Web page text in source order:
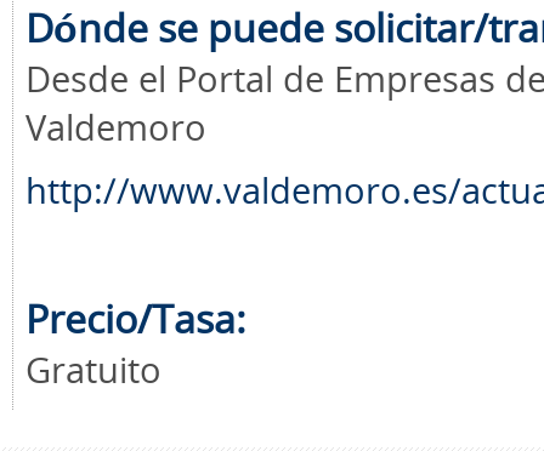
Dónde se puede solicitar/
Desde el Portal de Empresas
Valdemoro
http://www.valdemoro.es/
Precio/Tasa:
Gratuito